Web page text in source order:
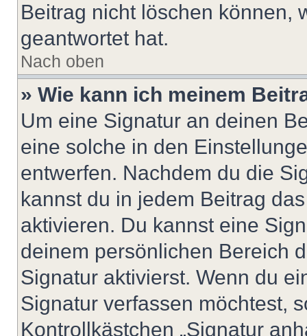
Beitrag nicht löschen können,
geantwortet hat.
Nach oben
» Wie kann ich meinem
Um eine Signatur an deinen
eine solche in den
entwerfen. Nachdem du die
kannst du in jedem Beitrag
aktivieren. Du kannst eine
deinem persönlichen Bereich
Signatur aktivierst. Wenn du
Signatur verfassen möchtest,
Kontrollkästchen „Signatur